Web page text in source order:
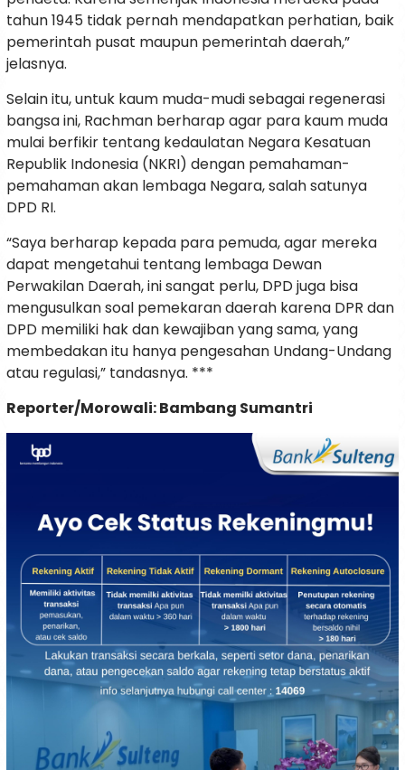
tahun 1945 tidak pernah mendapatkan perhatian, baik
pemerintah pusat maupun pemerintah daerah,”
jelasnya.
Selain itu, untuk kaum muda-mudi sebagai regenerasi
bangsa ini, Rachman berharap agar para kaum muda
mulai berfikir tentang kedaulatan Negara Kesatuan
Republik Indonesia (NKRI) dengan pemahaman-
pemahaman akan lembaga Negara, salah satunya
DPD RI.
“Saya berharap kepada para pemuda, agar mereka
dapat mengetahui tentang lembaga Dewan
Perwakilan Daerah, ini sangat perlu, DPD juga bisa
mengusulkan soal pemekaran daerah karena DPR dan
DPD memiliki hak dan kewajiban yang sama, yang
membedakan itu hanya pengesahan Undang-Undang
atau regulasi,” tandasnya. ***
Reporter/Morowali: Bambang Sumantri